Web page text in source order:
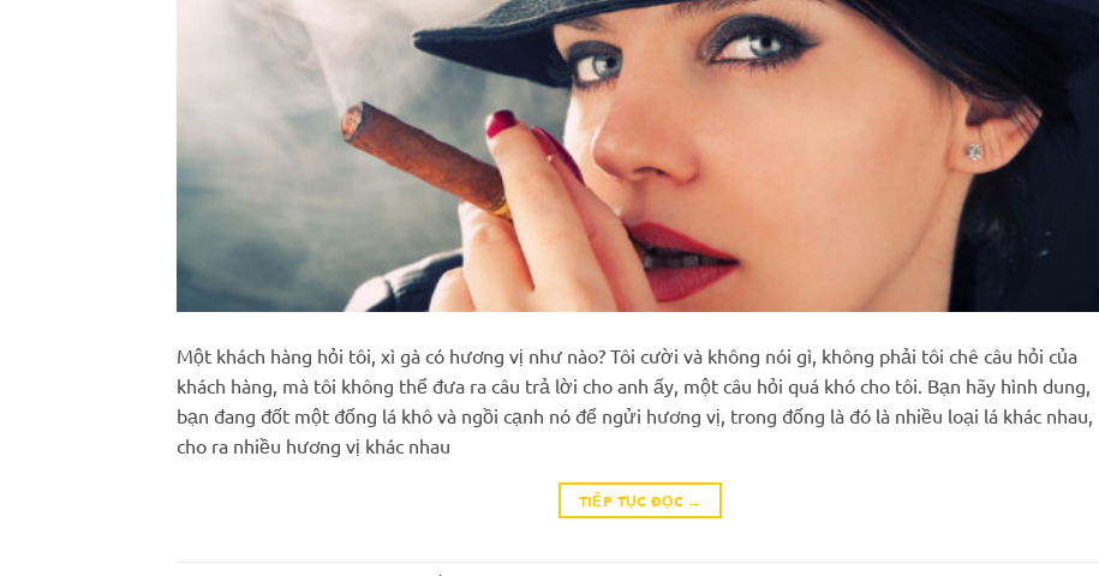
Một khách hàng hỏi tôi, xì gà có hương vị như nào? Tôi cười và không nói gì, không phải tôi chê câu hỏi của
khách hàng, mà tôi không thể đưa ra câu trả lời cho anh ấy, một câu hỏi quá khó cho tôi. Bạn hãy hình dung,
bạn đang đốt một đống lá khô và ngồi cạnh nó để ngửi hương vị, trong đống là đó là nhiều loại lá khác nhau,
cho ra nhiều hương vị khác nhau
TIẾP TỤC ĐỌC →